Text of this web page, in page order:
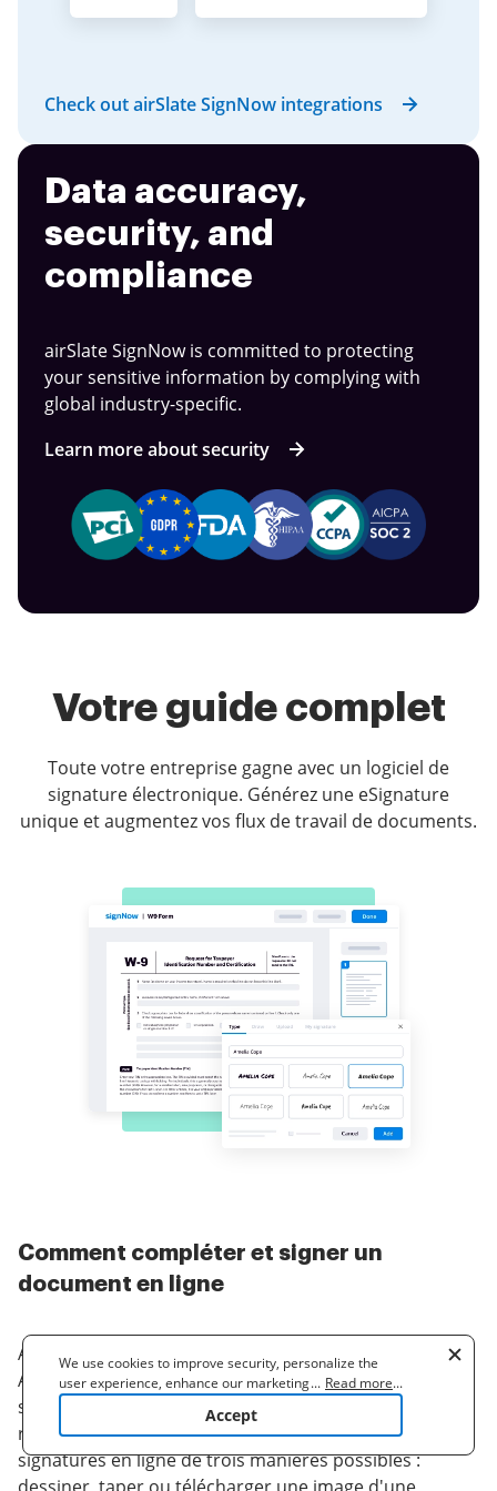
Check out airSlate SignNow integrations
Data accuracy,
security, and
compliance
airSlate SignNow is committed to protecting
your sensitive information by complying with
global industry-specific.
Learn more about security
Votre guide complet
Toute votre entreprise gagne avec un logiciel de
signature électronique. Générez une eSignature
unique et augmentez vos flux de travail de documents.
Comment compléter et signer un
document en ligne
Alors, vous devez signer un document en ligne ?
Accélérez votre processus avec airSlate SignNow, une
solution parfaite pour le temps perdu, la sécurité
risquée et les processus inefficaces. Générez vos
signatures en ligne de trois manières possibles :
We use cookies to improve security, personalize the
user experience, enhance our marketing activities
(including cooperating with our 3rd party partners) and
for other business use. Clickhere
Policy. By clicking "Accept" you agree to the use
of cookies.
... Read more...
Accept